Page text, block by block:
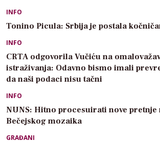
INFO
Tonino Picula: Srbija je postala
INFO
CRTA odgovorila Vučiću na
istraživanja: Odavno bismo imali
da naši podaci nisu tačni
INFO
NUNS: Hitno procesuirati nove
Bečejskog mozaika
GRAĐANI